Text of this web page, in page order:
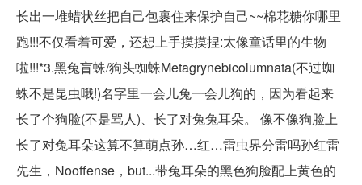
长出一堆蜡状丝把自己包裹住来保护自己~~棉花糖你哪里
跑!!!不仅看着可爱，还想上手摸摸捏:太像童话里的生物
啦!!!*3.黑兔盲蛛/狗头蜘蛛Metagrynebicolumnata(不过蜘
蛛不是昆虫哦!)名字里一会儿兔一会儿狗的，因为看起来
长了个狗脸(不是骂人)、长了对兔兔耳朵。 像不像狗脸上
长了对兔耳朵这算不算萌点孙…红…雷虫界分雷吗孙红雷
先生，Nooffense，but...带兔耳朵的黑色狗脸配上黄色的